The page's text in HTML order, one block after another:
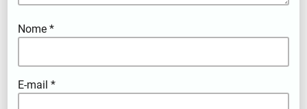
Nome*
E-mail*